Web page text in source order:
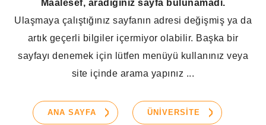
Maalesef, aradığınız sayfa bulunamadı.
Ulaşmaya çalıştığınız sayfanın adresi değişmiş ya da
artık geçerli bilgiler içermiyor olabilir. Başka bir
sayfayı denemek için lütfen menüyü kullanınız veya
site içinde arama yapınız ...
ANA SAYFA ÜNİVERSİTE